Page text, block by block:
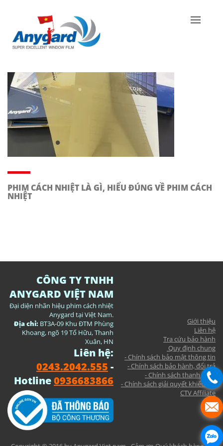
PHIM CÁCH NHIỆT LÀ GÌ, HIỂU ĐÚNG VỀ PHIM CÁCH
NHIỆT
CÔNG TY TNHH
ANYGARD VIỆT NAM
Đại diện nhãn hiệu phim cách nhiệt
Anygard tại Việt Nam.
Địa chỉ: BT3A-09 Khu ĐTM Phùng
Khoang, ngõ 19 Tố Hữu, Thanh
Xuân, HN
Liên hệ:
0243.2042.555 -
Hotline0936683866
Giới thiệu
Liên hệ
Tra cứu bảo hành
Quy định chung
- Chính sách bảo mật thông tin
- Chính sách bảo hành, đổi trả
- Chính sách thanh toán
- Chính sách giải quyết khiếu nại
CTV Affiliate